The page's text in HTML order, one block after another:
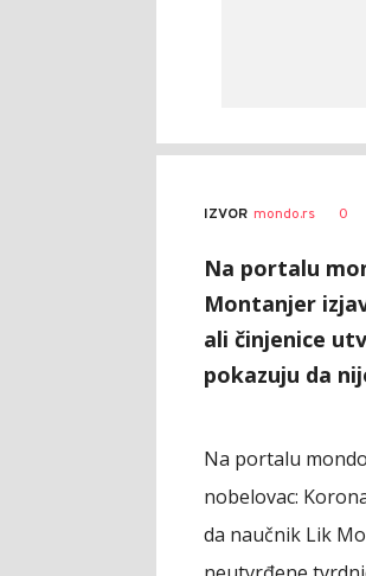
AUTOR
Novosti
online
IZVOR mondo.rs 0
Na portalu
Montanjer
ali činjenice
pokazuju da
Na portalu
nobelovac:
da naučnik Lik